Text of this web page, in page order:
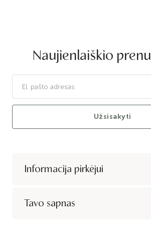
Naujienlaiškio
Užsisakyti
Informacija pirkėjui
Tavo sapnas